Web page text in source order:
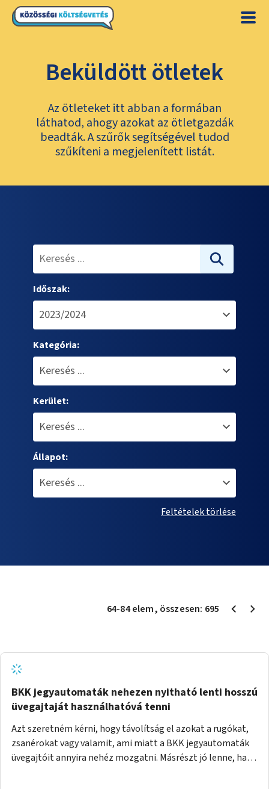
Beküldött ötletek
Az ötleteket itt abban a formában
láthatod, ahogy azokat az ötletgazdák
beadták. A szűrők segítségével tudod
szűkíteni a megjelenített listát.
Időszak:
Kategória:
Kerület:
Állapot:
Feltételek törlése
64-84elem, összesen: 695
BKK jegyautomaták nehezen nyitható lenti hosszú
üvegajtaját használhatóvá tenni
Azt szeretném kérni, hogy távolítság el azokat a rugókat,
zsanérokat vagy valamit, ami miatt a BKK jegyautomaták
üvegajtóit annyira nehéz mozgatni. Másrészt jó lenne, ha